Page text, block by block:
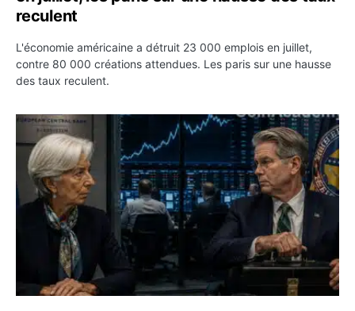
reculent
L'économie américaine a détruit 23 000 emplois en juillet,
contre 80 000 créations attendues. Les paris sur une hausse
des taux reculent.
Yen : Washington a vendu des euros sans prévenir la